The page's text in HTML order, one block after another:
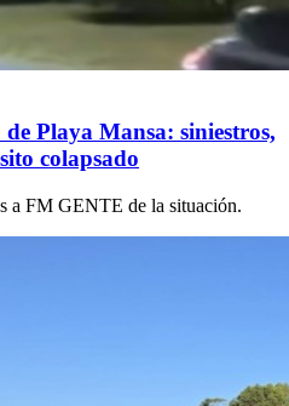
Playa Mansa: siniestros,
colapsado
a FM GENTE de la situación.